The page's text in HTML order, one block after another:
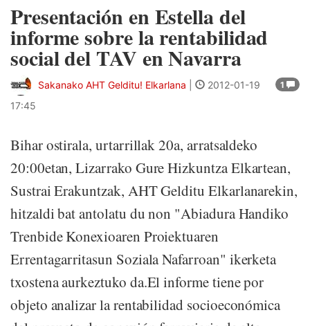
Presentación en Estella del
informe sobre la rentabilidad
social del TAV en Navarra
1
Sakanako AHT Gelditu! Elkarlana
2012-01-19
17:45
Bihar ostirala, urtarrillak 20a, arratsaldeko
20:00etan, Lizarrako Gure Hizkuntza Elkartean,
Sustrai Erakuntzak, AHT Gelditu Elkarlanarekin,
hitzaldi bat antolatu du non "Abiadura Handiko
Trenbide Konexioaren Proiektuaren
Errentagarritasun Soziala Nafarroan" ikerketa
txostena aurkeztuko da.El informe tiene por
objeto analizar la rentabilidad socioeconómica